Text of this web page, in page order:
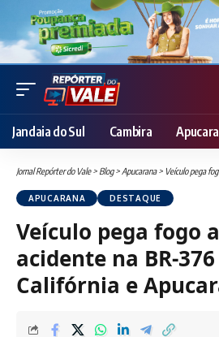
Jandaia do Sul Cambira
Jornal Repórter do Vale> Blog>Apucarana> Veículo pega fogo
APUCARANA DESTAQUE
Veículo pega fogo
acidente na BR-
Califórnia e